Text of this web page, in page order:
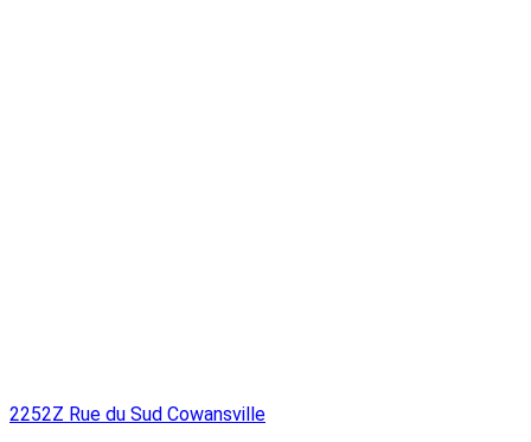
2252Z Rue du Sud Cowansville